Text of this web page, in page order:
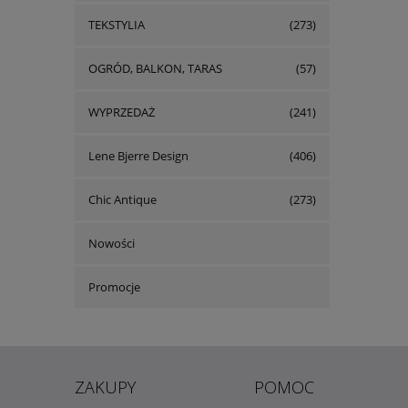
TEKSTYLIA (273)
OGRÓD, BALKON, TARAS (57)
WYPRZEDAŻ (241)
Lene Bjerre Design (406)
Chic Antique (273)
Nowości
Promocje
ZAKUPY POMOC